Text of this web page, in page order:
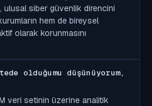
ulusal siber güvenlik direncini
hem de bireysel
olarak korunmasını
olduğumu düşünüyorum,
veri setinin üzerine analitik